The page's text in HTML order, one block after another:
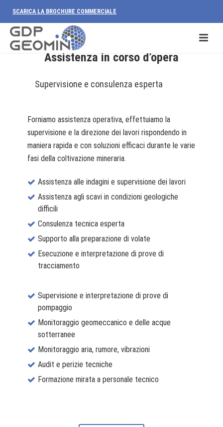
SCARICA LA BROCHURE COMMERCIALE
Assistenza in corso d’opera
Supervisione e consulenza esperta
Forniamo assistenza operativa, effettuiamo la
supervisione e la direzione dei lavori rispondendo in
maniera rapida e con soluzioni efficaci durante le varie
fasi della coltivazione mineraria.
Assistenza alle indagini e supervisione dei lavori
Assistenza agli scavi in condizioni geologiche
difficili
Consulenza tecnica esperta
Supporto alla preparazione di volate
Esecuzione e interpretazione di prove di
tracciamento
Supervisione e interpretazione di prove di
pompaggio
Monitoraggio geomeccanico e delle acque
sotterranee
Monitoraggio aria, rumore, vibrazioni
Audit e perizie tecniche
Formazione mirata a personale tecnico